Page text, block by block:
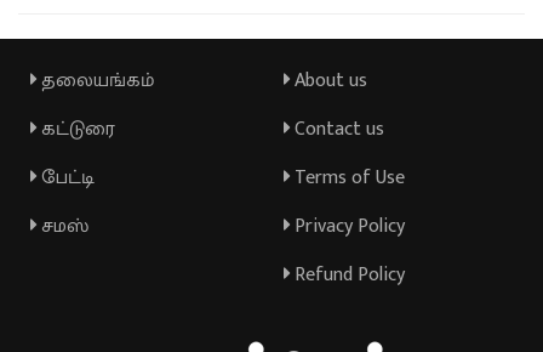
தலையங்கம்
கட்டுரை
பேட்டி
சமஸ்
About us
Contact us
Terms of Use
Privacy Policy
Refund Policy